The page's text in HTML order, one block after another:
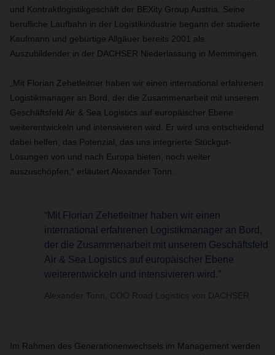
und Kontraktlogistikgeschäft der BEXity Group Austria. Seine
berufliche Laufbahn in der Logistikindustrie begann der studierte
Kaufmann und gebürtige Allgäuer bereits 2001 als
Auszubildender in der DACHSER Niederlassung in Memmingen.
„Mit Florian Zehetleitner haben wir einen international erfahrenen
Logistikmanager an Bord, der die Zusammenarbeit mit unserem
Geschäftsfeld Air & Sea Logistics auf europäischer Ebene
weiterentwickeln und intensivieren wird. Er wird uns entscheidend
dabei helfen, das Potenzial, das uns integrierte Stückgut-
Lösungen von und nach Europa bieten, noch weiter
auszuschöpfen,“ erläutert Alexander Tonn.
“Mit Florian Zehetleitner haben wir einen
international erfahrenen Logistikmanager an Bord,
der die Zusammenarbeit mit unserem Geschäftsfeld
Air & Sea Logistics auf europäischer Ebene
weiterentwickeln und intensivieren wird.”
Alexander Tonn, COO Road Logistics von DACHSER
Im Rahmen des Generationenwechsels im Management werden